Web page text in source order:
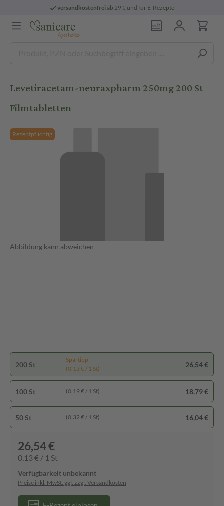
versandkostenfreiab 29 € und für E-Rezepte
Levetiracetam-neuraxpharm 250mg 200 St
Filmtabletten
Rezeptpflichtig
Abbildung kann abweichen
200 St
Spartipp
(0,13 € / 1 St)
26,54 €
100 St (0,19 € / 1 St) 18,79 €
50 St (0,32 € / 1 St) 16,04 €
26,54 €
0,13 € / 1 St
Verfügbarkeit unbekannt
Preise inkl. MwSt. ggf. zzgl. Versandkosten